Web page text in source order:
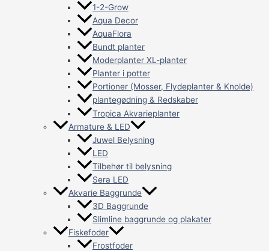
1-2-Grow
Aqua Decor
AquaFlora
Bundt planter
Moderplanter XL-planter
Planter i potter
Portioner (Mosser, Flydeplanter & Knolde)
plantegødning & Redskaber
Tropica Akvarieplanter
Armature & LED
Juwel Belysning
LED
Tilbehør til belysning
Sera LED
Akvarie Baggrunde
3D Baggrunde
Slimline baggrunde og plakater
Fiskefoder
Frostfoder